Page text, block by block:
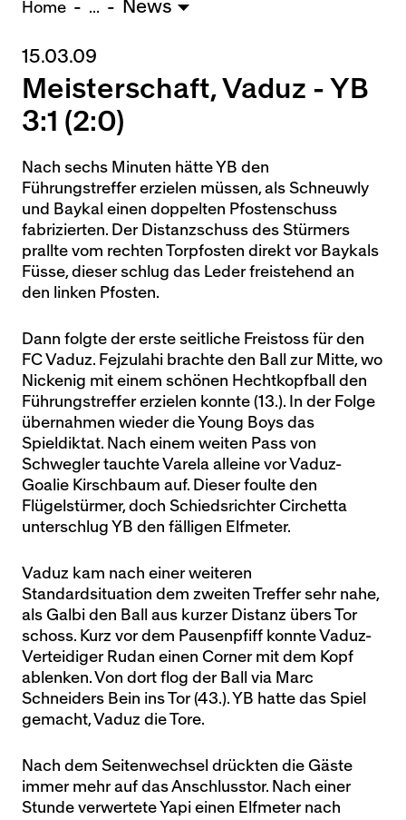
U15 - TOBE *
10:0
Nachwuchs Frauen
Ostermundigen - FU20 *
1:2
FU16 - Team AFF/FFV *
Wyler - FU14
1:0
* = Testspiel / (C) = Cupspiel
Home ... News
15.03.09
Meisterschaft, Vaduz - YB
3:1 (2:0)
Nach sechs Minuten hätte YB den
Führungstreffer erzielen müssen, als Schneuwly
und Baykal einen doppelten Pfostenschuss
fabrizierten. Der Distanzschuss des Stürmers
prallte vom rechten Torpfosten direkt vor Baykals
Füsse, dieser schlug das Leder freistehend an
den linken Pfosten.
Dann folgte der erste seitliche Freistoss für den
FC Vaduz. Fejzulahi brachte den Ball zur Mitte, wo
Nickenig mit einem schönen Hechtkopfball den
Führungstreffer erzielen konnte (13.). In der Folge
übernahmen wieder die Young Boys das
Spieldiktat. Nach einem weiten Pass von
Schwegler tauchte Varela alleine vor Vaduz-
Goalie Kirschbaum auf. Dieser foulte den
Flügelstürmer, doch Schiedsrichter Circhetta
unterschlug YB den fälligen Elfmeter.
Vaduz kam nach einer weiteren
Standardsituation dem zweiten Treffer sehr nahe,
als Galbi den Ball aus kurzer Distanz übers Tor
schoss. Kurz vor dem Pausenpfiff konnte Vaduz-
Verteidiger Rudan einen Corner mit dem Kopf
ablenken. Von dort flog der Ball via Marc
Schneiders Bein ins Tor (43.). YB hatte das Spiel
gemacht, Vaduz die Tore.
Nach dem Seitenwechsel drückten die Gäste
immer mehr auf das Anschlusstor. Nach einer
Stunde verwertete Yapi einen Elfmeter nach